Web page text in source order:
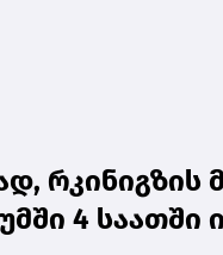
რკინიგზის
4 საათში